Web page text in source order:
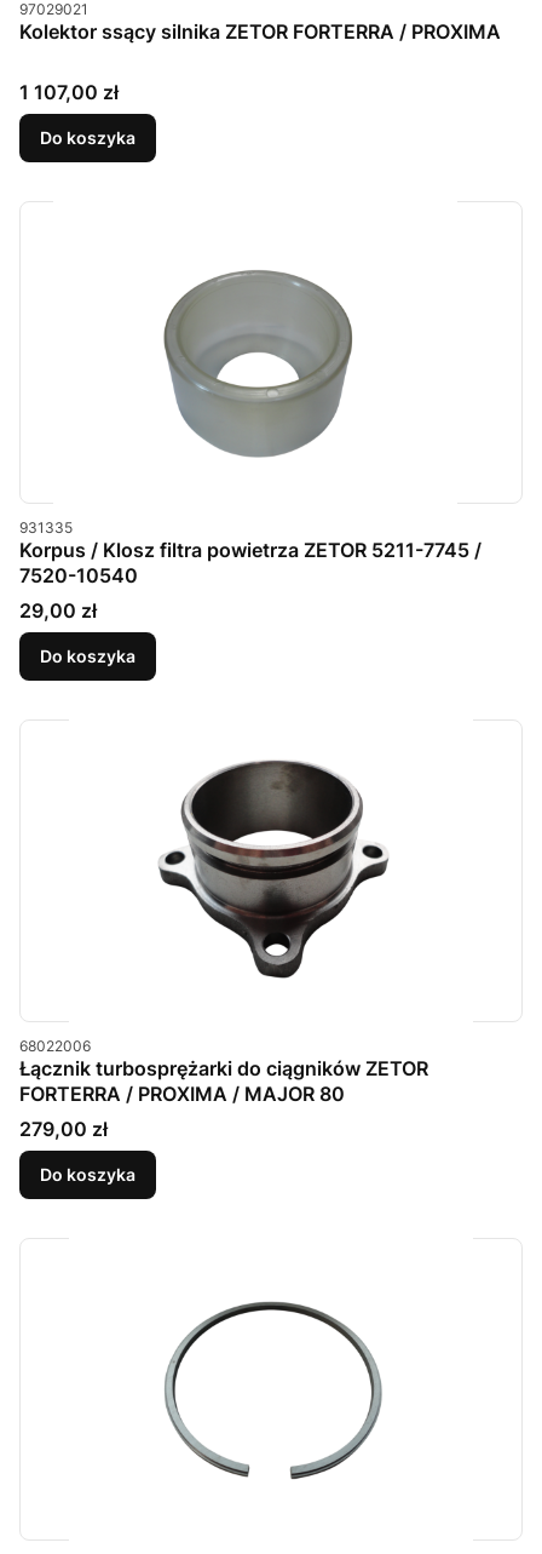
97029021
Kolektor ssący silnika ZETOR FORTERRA / PROXIMA
Cena
1 107,00 zł
Do koszyka
Kod produktu
931335
Korpus / Klosz filtra powietrza ZETOR 5211-7745 /
7520-10540
Cena
29,00 zł
Do koszyka
Kod produktu
68022006
Łącznik turbosprężarki do ciągników ZETOR
FORTERRA / PROXIMA / MAJOR 80
Cena
279,00 zł
Do koszyka